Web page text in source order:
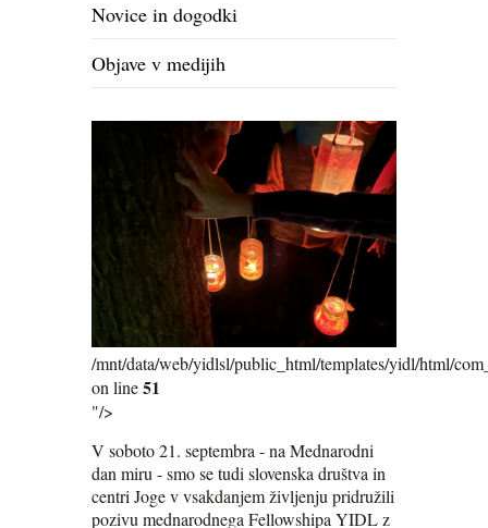
Novice in dogodki
Objave v medijih
/mnt/data/web/yidlsl/public_html/templates/yidl/html/
on line51
"/>
V soboto 21. septembra - na Mednarodni
dan miru - smo se tudi slovenska društva in
centri Joge v vsakdanjem življenju pridružili
pozivu mednarodnega Fellowshipa YIDL z